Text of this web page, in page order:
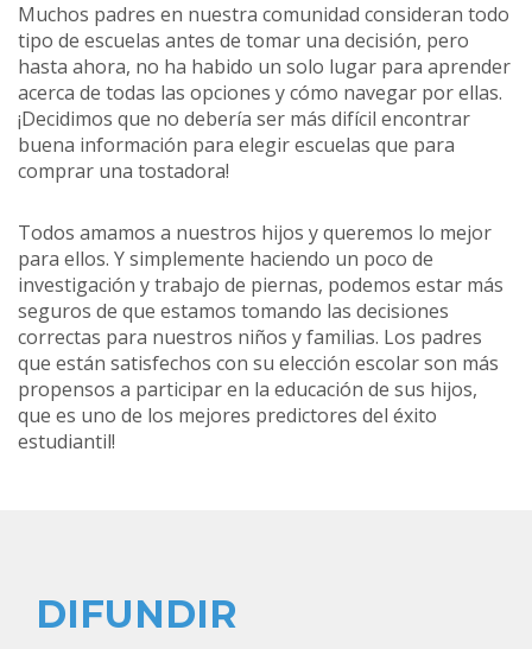
Muchos padres en nuestra comunidad consideran todo
tipo de escuelas antes de tomar una decisión, pero
hasta ahora, no ha habido un solo lugar para aprender
acerca de todas las opciones y cómo navegar por ellas.
¡Decidimos que no debería ser más difícil encontrar
buena información para elegir escuelas que para
comprar una tostadora!
Todos amamos a nuestros hijos y queremos lo mejor
para ellos. Y simplemente haciendo un poco de
investigación y trabajo de piernas, podemos estar más
seguros de que estamos tomando las decisiones
correctas para nuestros niños y familias. Los padres
que están satisfechos con su elección escolar son más
propensos a participar en la educación de sus hijos,
que es uno de los mejores predictores del éxito
estudiantil!
DIFUNDIR